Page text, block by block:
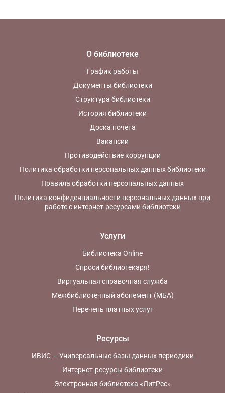
О библиотеке
График работы
Документы библиотеки
Структура библиотеки
История библиотеки
Доска почета
Вакансии
Противодействие коррупции
Политика обработки персональных данных библиотеки
Правила обработки персональных данных
Политика конфиденциальности персональных данных при
работе с интернет-ресурсами библиотеки
Услуги
Библиотека Online
Спроси библиотекаря!
Виртуальная справочная служба
Межбиблиотечный абонемент (МБА)
Перечень платных услуг
Ресурсы
ИВИС — Универсальные базы данных периодики
Интернет-ресурсы библиотеки
Электронная библиотека «ЛитРес»